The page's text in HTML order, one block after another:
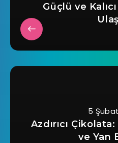
Güçlü ve
5
Azdırıcı
ve Yan